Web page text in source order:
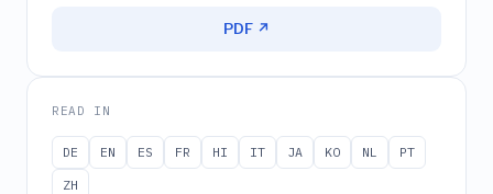
PDF ↗
READ IN
DE EN ES FR HI IT JA KO NL
PT
ZH